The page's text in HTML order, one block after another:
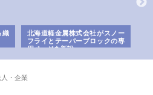
織
北海道軽金属株式会社がスノー
フライとテーパーブロックの専
用ページを新設
人・企業